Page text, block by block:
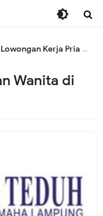
Lowongan Kerja Pria dan Wanita di Lampung
Wanita di